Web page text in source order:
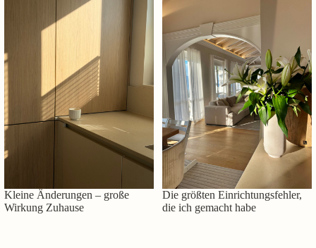
Kleine Änderungen – große
Wirkung Zuhause
Die größten Einrichtungsfehler,
die ich gemacht habe